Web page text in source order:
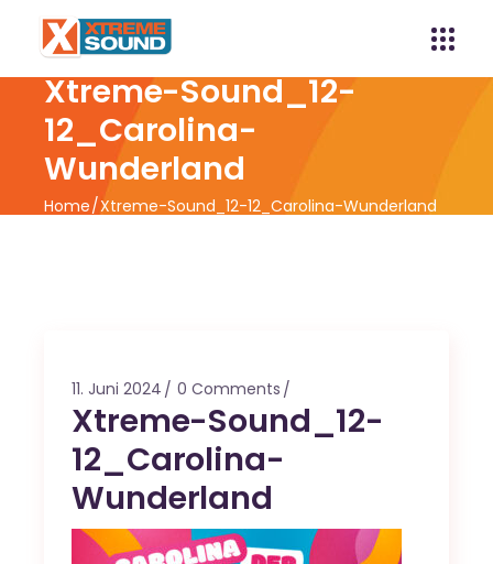
Xtreme-Sound_12-
12_Carolina-
Wunderland
Home Xtreme-Sound_12-12_Carolina-Wunderland
11. Juni 2024 0 Comments
Xtreme-Sound_12-
12_Carolina-
Wunderland